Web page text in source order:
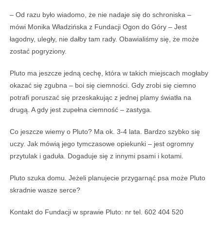
– Od razu było wiadomo, że nie nadaje się do schroniska –
mówi Monika Władzińska z Fundacji Ogon do Góry – Jest
łagodny, uległy, nie dałby tam rady. Obawialiśmy się, że może
zostać pogryziony.
Pluto ma jeszcze jedną cechę, która w takich miejscach mogłaby
okazać się zgubna – boi się ciemności. Gdy zrobi się ciemno
potrafi poruszać się przeskakując z jednej plamy światła na
drugą. A gdy jest zupełna ciemność – zastyga.
Co jeszcze wiemy o Pluto? Ma ok. 3-4 lata. Bardzo szybko się
uczy. Jak mówią jego tymczasowe opiekunki – jest ogromny
przytulak i gaduła. Dogaduje się z innymi psami i kotami.
Pluto szuka domu. Jeżeli planujecie przygarnąć psa może Pluto
skradnie wasze serce?
Kontakt do Fundacji w sprawie Pluto: nr tel. 602 404 520